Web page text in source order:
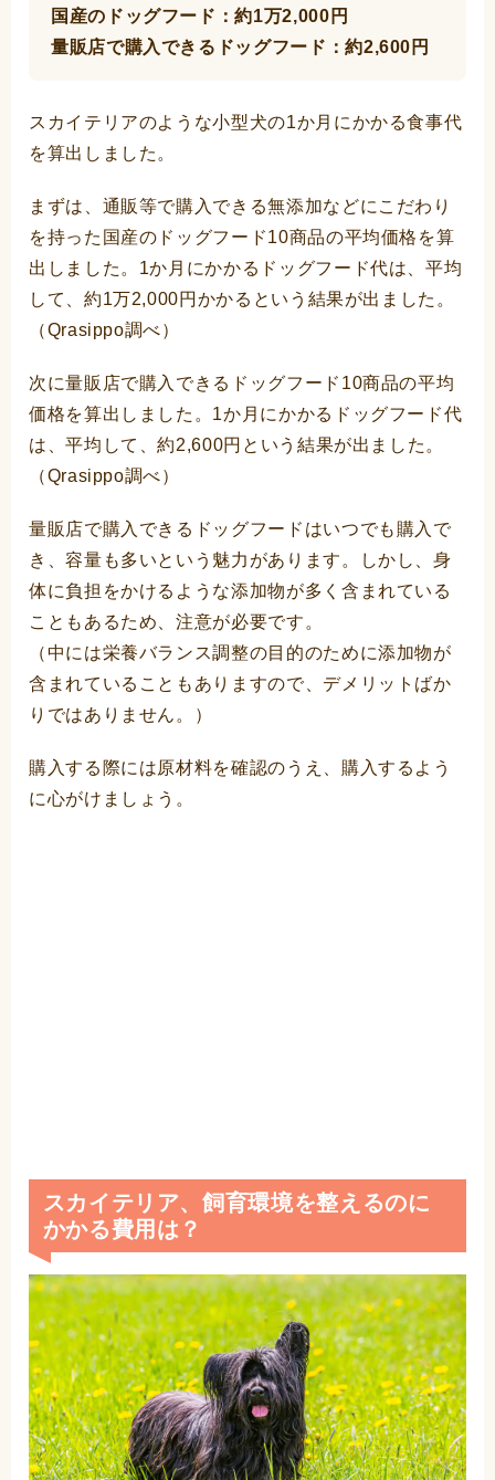
国産のドッグフード：約1万2,000円
量販店で購入できるドッグフード：約2,600円
スカイテリアのような小型犬の1か月にかかる食事代
を算出しました。
まずは、通販等で購入できる無添加などにこだわり
を持った国産のドッグフード10商品の平均価格を算
出しました。1か月にかかるドッグフード代は、平均
して、約1万2,000円かかるという結果が出ました。
（Qrasippo調べ）
次に量販店で購入できるドッグフード10商品の平均
価格を算出しました。1か月にかかるドッグフード代
は、平均して、約2,600円という結果が出ました。
（Qrasippo調べ）
量販店で購入できるドッグフードはいつでも購入で
き、容量も多いという魅力があります。しかし、身
体に負担をかけるような添加物が多く含まれている
こともあるため、注意が必要です。
（中には栄養バランス調整の目的のために添加物が
含まれていることもありますので、デメリットばか
りではありません。）
購入する際には原材料を確認のうえ、購入するよう
に心がけましょう。
スカイテリア、飼育環境を整えるのに
かかる費用は？